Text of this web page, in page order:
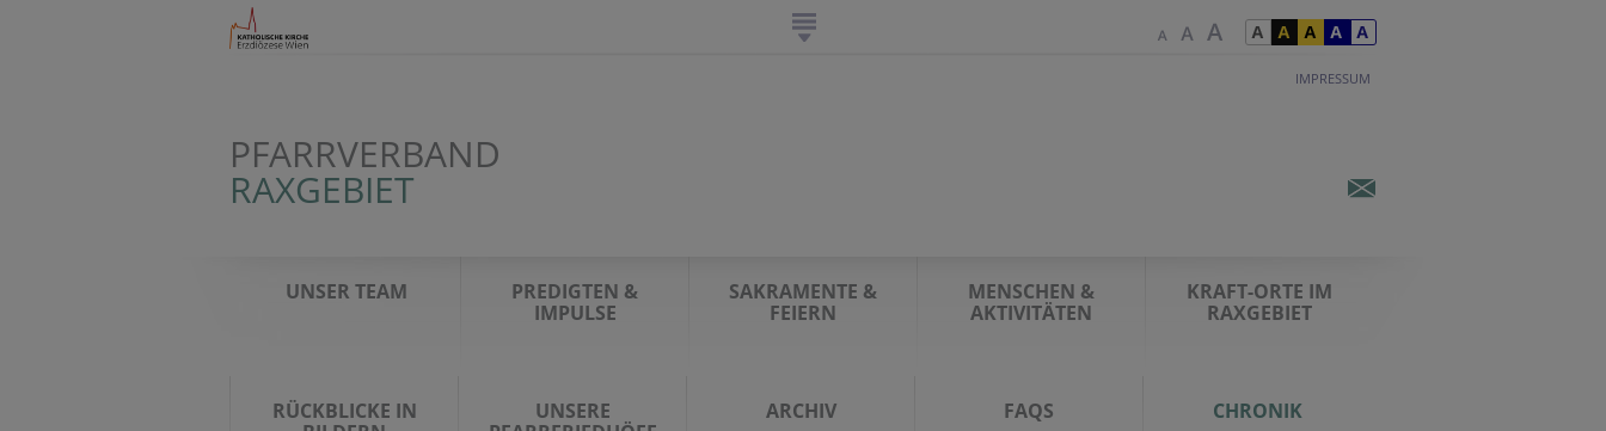
IMPRESSUM
PFARRVERBAND
RAXGEBIET
UNSER TEAM
PREDIGTEN &
IMPULSE
SAKRAMENTE &
FEIERN
MENSCHEN &
AKTIVITÄTEN
KRAFT-ORTE IM
RAXGEBIET
RÜCKBLICKE IN
UNSERE
ARCHIV FAQS CHRONIK